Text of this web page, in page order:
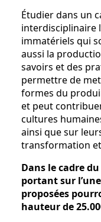
Étudier dans un
interdisciplinaire
immatériels qui
aussi la
savoirs et des
permettre de
formes du
et peut
cultures
ainsi que sur
transformation
Dans le cadre
portant sur
proposées
hauteur de